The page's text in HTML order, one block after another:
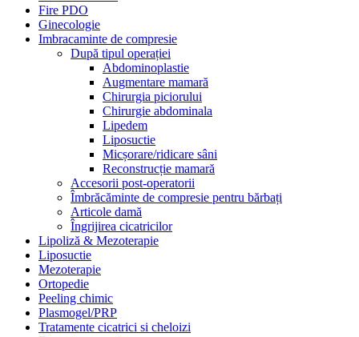
Fire PDO
Ginecologie
Imbracaminte de compresie
După tipul operației
Abdominoplastie
Augmentare mamară
Chirurgia piciorului
Chirurgie abdominala
Lipedem
Liposuctie
Micșorare/ridicare sâni
Reconstrucție mamară
Accesorii post-operatorii
Îmbrăcăminte de compresie pentru bărbați
Articole damă
Îngrijirea cicatricilor
Lipoliză & Mezoterapie
Liposuctie
Mezoterapie
Ortopedie
Peeling chimic
Plasmogel/PRP
Tratamente cicatrici si cheloizi